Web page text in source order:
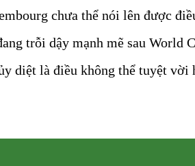
chưa thể nói lên được
trỗi dậy mạnh mẽ sau World
diệt là điều không thể tuyệt vời